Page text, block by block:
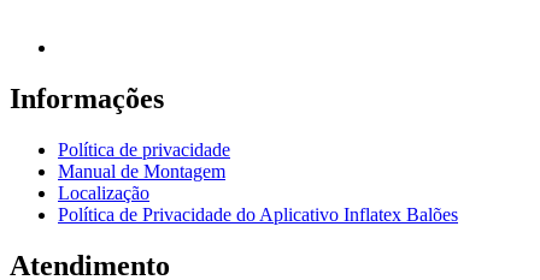
Informações
Política de privacidade
Manual de Montagem
Localização
Política de Privacidade do Aplicativo Inflatex Balões
Atendimento